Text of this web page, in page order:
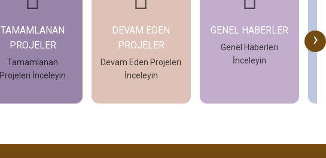
›
TAMAMLANAN
PROJELER
Tamamlanan
Projeleri İnceleyin
DEVAM EDEN
PROJELER
Devam Eden Projeleri
İnceleyin
İncele
GENEL HABERLER
Genel Haberleri
İnceleyin